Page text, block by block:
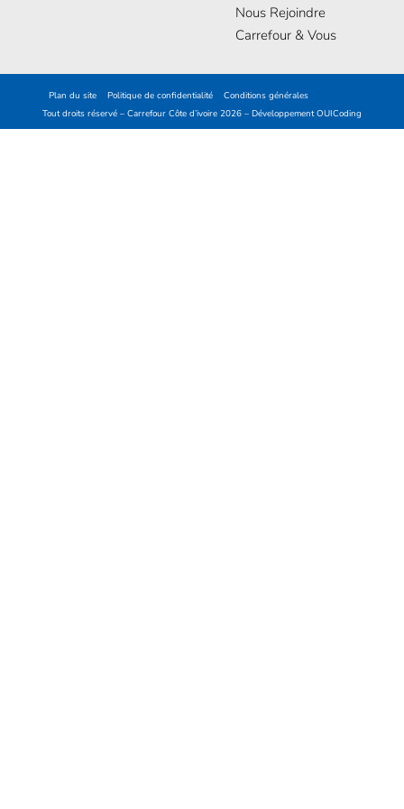
Nous Rejoindre
Carrefour & Vous
Plan du site Politique de confidentialité
Conditions générales
Tout droits réservé – Carrefour Côte d’ivoire 2026 – DéveloppementOUICoding